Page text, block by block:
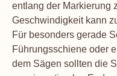
entlang der Markierung
Geschwindigkeit kann
Für besonders gerade
Führungsschiene oder
dem Sägen sollten die